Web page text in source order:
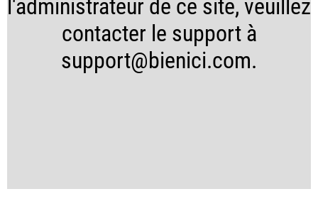
l'administrateur de ce site, veuillez
contacter le support à
support@bienici.com.